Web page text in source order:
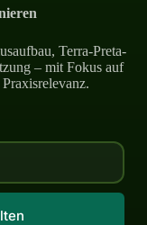
Terra-Preta-
– mit Fokus auf